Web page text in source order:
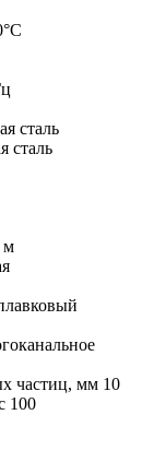
сталь
сталь
м
частиц, мм 10
100